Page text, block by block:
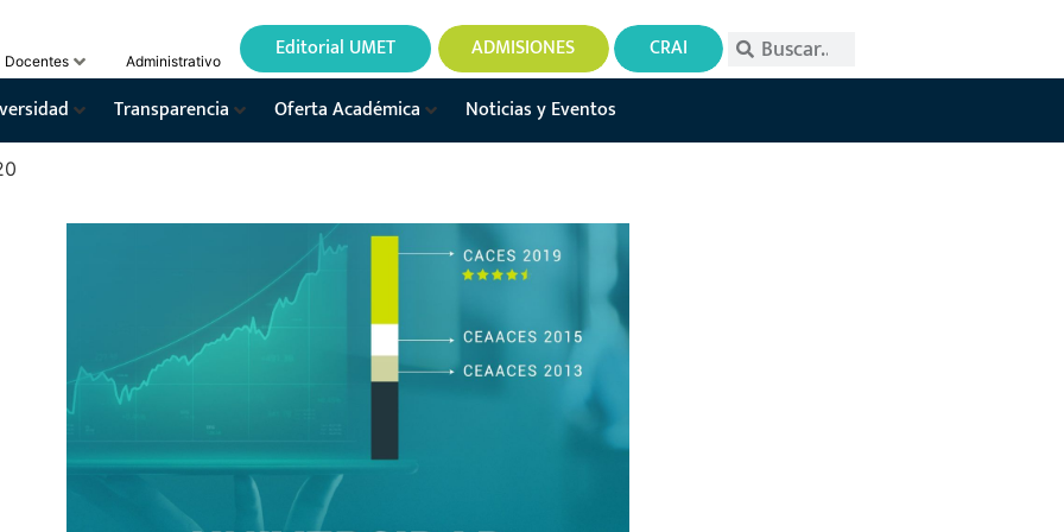
Docentes Administrativo Editorial UMET ADMISIONES
CRAI
Transparencia Oferta Académica Noticias y Eventos